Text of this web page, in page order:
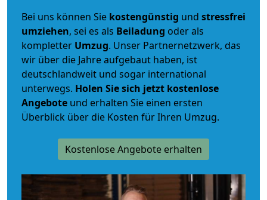
Bei uns können Sie kostengünstig und stressfrei
umziehen, sei es als Beiladung oder als
kompletter Umzug. Unser Partnernetzwerk, das
wir über die Jahre aufgebaut haben, ist
deutschlandweit und sogar international
unterwegs. Holen Sie sich jetzt kostenlose
Angebote und erhalten Sie einen ersten
Überblick über die Kosten für Ihren Umzug.
Kostenlose Angebote erhalten